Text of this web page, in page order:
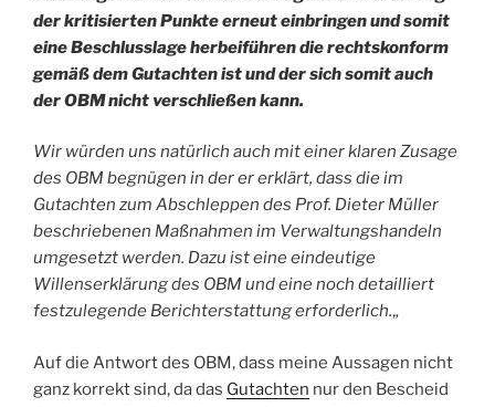
der kritisierten Punkte erneut einbringen und somit
eine Beschlusslage herbeiführen die rechtskonform
gemäß dem Gutachten ist und der sich somit auch
der OBM nicht verschließen kann.
Wir würden uns natürlich auch mit einer klaren Zusage
des OBM begnügen in der er erklärt, dass die im
Gutachten zum Abschleppen des Prof. Dieter Müller
beschriebenen Maßnahmen im Verwaltungshandeln
umgesetzt werden. Dazu ist eine eindeutige
Willenserklärung des OBM und eine noch detailliert
festzulegende Berichterstattung erforderlich.„
Auf die Antwort des OBM, dass meine Aussagen nicht
ganz korrekt sind, da das Gutachten nur den Bescheid